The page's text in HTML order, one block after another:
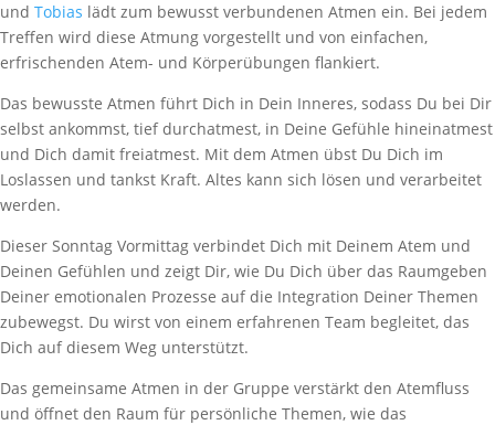
und Tobias lädt zum bewusst verbundenen Atmen ein. Bei jedem
Treffen wird diese Atmung vorgestellt und von einfachen,
erfrischenden Atem- und Körperübungen flankiert.
Das bewusste Atmen führt Dich in Dein Inneres, sodass Du bei Dir
selbst ankommst, tief durchatmest, in Deine Gefühle hineinatmest
und Dich damit freiatmest. Mit dem Atmen übst Du Dich im
Loslassen und tankst Kraft. Altes kann sich lösen und verarbeitet
werden.
Dieser Sonntag Vormittag verbindet Dich mit Deinem Atem und
Deinen Gefühlen und zeigt Dir, wie Du Dich über das Raumgeben
Deiner emotionalen Prozesse auf die Integration Deiner Themen
zubewegst. Du wirst von einem erfahrenen Team begleitet, das
Dich auf diesem Weg unterstützt.
Das gemeinsame Atmen in der Gruppe verstärkt den Atemfluss
und öffnet den Raum für persönliche Themen, wie das